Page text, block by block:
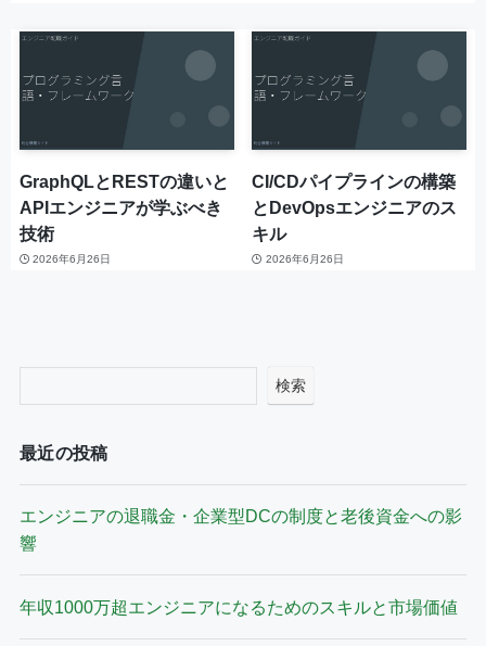
GraphQLとRESTの違いと
APIエンジニアが学ぶべき
技術
2026年6月26日
CI/CDパイプラインの構築
とDevOpsエンジニアのス
キル
2026年6月26日
検索
最近の投稿
エンジニアの退職金・企業型DCの制度と老後資金への影
響
年収1000万超エンジニアになるためのスキルと市場価値